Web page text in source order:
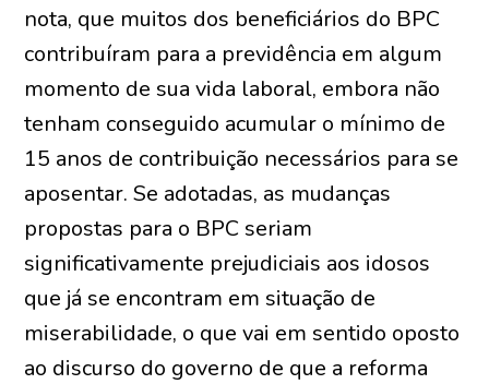
nota, que muitos dos beneficiários do BPC
contribuíram para a previdência em algum
momento de sua vida laboral, embora não
tenham conseguido acumular o mínimo de
15 anos de contribuição necessários para se
aposentar. Se adotadas, as mudanças
propostas para o BPC seriam
significativamente prejudiciais aos idosos
que já se encontram em situação de
miserabilidade, o que vai em sentido oposto
ao discurso do governo de que a reforma